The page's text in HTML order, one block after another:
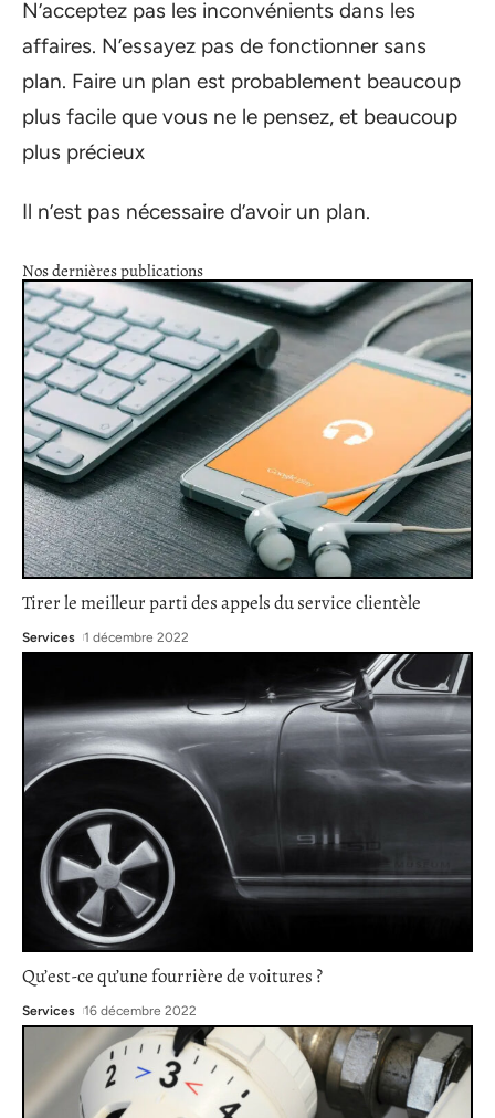
N’acceptez pas les inconvénients dans les
affaires. N’essayez pas de fonctionner sans
plan. Faire un plan est probablement beaucoup
plus facile que vous ne le pensez, et beaucoup
plus précieux
Il n’est pas nécessaire d’avoir un plan.
Nos dernières publications
Tirer le meilleur parti des appels du service clientèle
Services 1 décembre 2022
Qu’est-ce qu’une fourrière de voitures ?
Services 16 décembre 2022